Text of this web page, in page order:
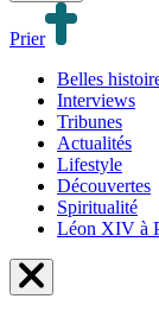
Prier
Belles
Interviews
Tribunes
Actualités
Lifestyle
Découvertes
Spiritualité
Léon XIV à